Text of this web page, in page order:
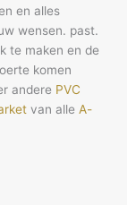
en alles
wensen. past.
te maken en de
komen
andere PVC
van alle A-